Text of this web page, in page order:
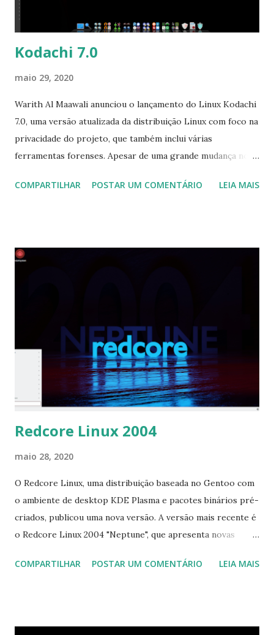
Kodachi 7.0
maio 29, 2020
Warith Al Maawali anunciou o lançamento do Linux Kodachi
7.0, uma versão atualizada da distribuição Linux com foco na
privacidade do projeto, que também inclui várias
ferramentas forenses. Apesar de uma grande mudança no
18.04. No changelog: "Atualização do kernel do Linux de 5.0
conteúdo adulto do Neustar Family; adicionado suporte ao
melhorou novos itens de exibição como país e tamanho de
fonte IP do Torrify; adicionou player MPV; adicionou novas
opções ao controle da fonte IP e aos scripts de log do
sistema; remoção da carteira Jaxx; remoção da carteira
Exoduse; Carteira Xelcore removida; Inter...
COMPARTILHAR POSTAR UM COMENTÁRIO LEIA MAIS
Redcore Linux 2004
maio 28, 2020
O Redcore Linux, uma distribuição baseada no Gentoo com
o ambiente de desktop KDE Plasma e pacotes binários pré-
criados, publicou uma nova versão. A versão mais recente é
o Redcore Linux 2004 "Neptune", que apresenta novas
de ferramentas atualizada e troca o SysV init pelo software
COMPARTILHAR POSTAR UM COMENTÁRIO LEIA MAIS